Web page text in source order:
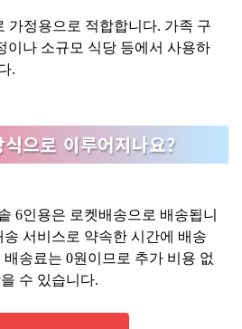
가정용으로 적합합니다. 가족 구
이나 소규모 식당 등에서 사용하
.
으로 이루어지나요?
6인용은 로켓배송으로 배송됩니
서비스로 약속한 시간에 배송
송료는 0원이므로 추가 비용 없
수 있습니다.